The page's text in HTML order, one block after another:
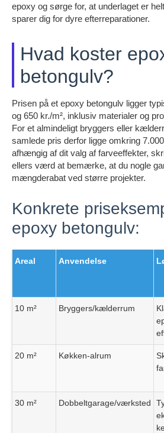
epoxy og sørge for, at underlaget er
sparer dig for dyre efterreparationer.
Hvad koster
betongulv?
Prisen på et epoxy betongulv ligger
og 650 kr./m², inklusiv materialer og
For et almindeligt bryggers eller
samlede pris derfor ligge omkring
afhængig af dit valg af farveeffekter,
ellers værd at bemærke, at du nogle
mængderabat ved større projekter.
Konkrete
epoxy betongulv:
Areal Anvendelse
10 m² Bryggers/kælderrum
20 m² Køkken-alrum
30 m² Dobbeltgarage/værksted